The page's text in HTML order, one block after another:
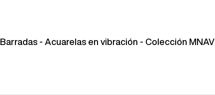
Barradas - Acuarelas en vibración - Colección MNAV